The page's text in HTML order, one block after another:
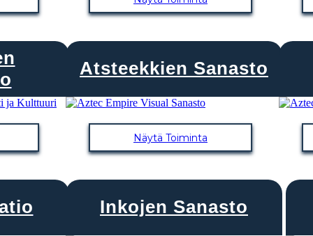
Atsteekkien Sanasto
Näytä Toiminta
Inkojen Sanasto